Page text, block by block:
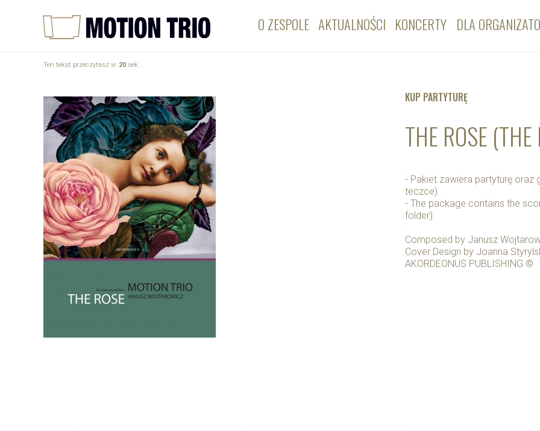
O ZESPOLE AKTUALNOŚCI KONCERTY DLA
Ten tekst przeczytasz w: 20 sek.
KUP PARTYTURĘ
THE ROSE (THE
.
- Pakiet zawiera partyturę oraz
teczce)
- The package contains the
folder)
.
Composed by Janusz
Cover Design by Joanna
AKORDEONUS PUBLISHING ©